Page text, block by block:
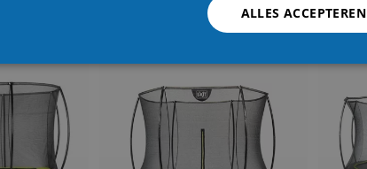
ALLES ACCEPTEREN